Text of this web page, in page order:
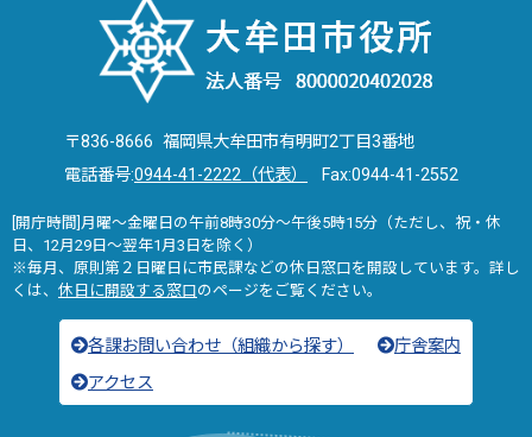
〒836-8666 福岡県大牟田市有明町2丁目3番地
電話番号:0944-41-2222（代表） Fax:0944-41-2552
[開庁時間]月曜～金曜日の午前8時30分～午後5時15分（ただし、祝・休
日、12月29日～翌年1月3日を除く）
※毎月、原則第２日曜日に市民課などの休日窓口を開設しています。詳し
くは、 休日に開設する窓口のページをご覧ください。
各課お問い合わせ（組織から探す）
庁舎案内
アクセス